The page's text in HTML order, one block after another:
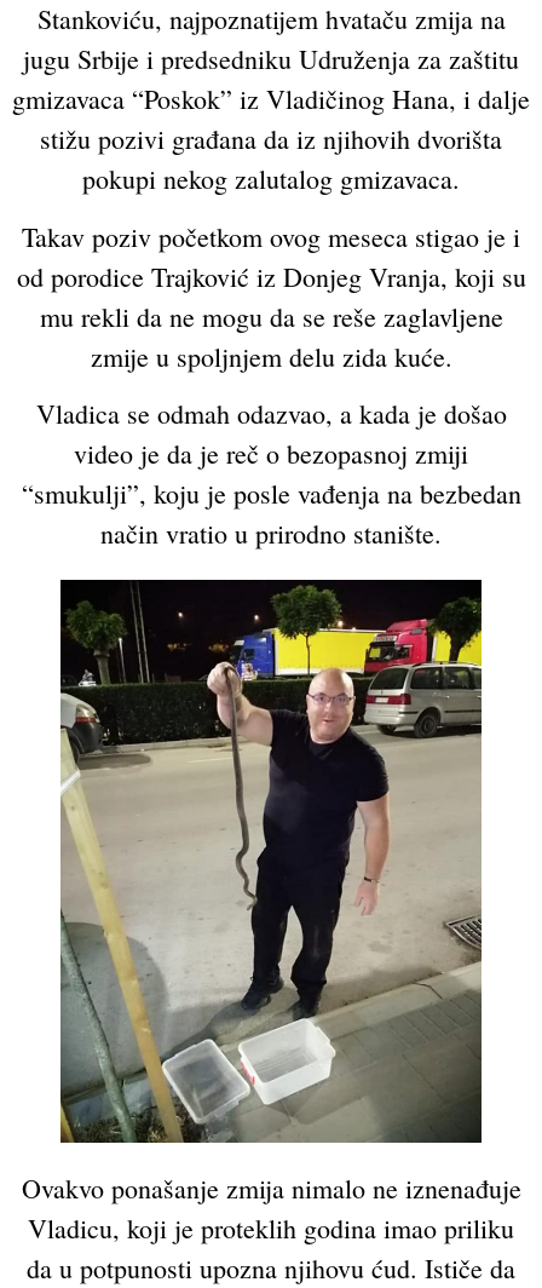
Stankoviću, najpoznatijem hvataču zmija na
jugu Srbije i predsedniku Udruženja za zaštitu
gmizavaca “Poskok” iz Vladičinog Hana, i dalje
stižu pozivi građana da iz njihovih dvorišta
pokupi nekog zalutalog gmizavaca.
Takav poziv početkom ovog meseca stigao je i
od porodice Trajković iz Donjeg Vranja, koji su
mu rekli da ne mogu da se reše zaglavljene
zmije u spoljnjem delu zida kuće.
Vladica se odmah odazvao, a kada je došao
video je da je reč o bezopasnoj zmiji
“smukulji”, koju je posle vađenja na bezbedan
način vratio u prirodno stanište.
Ovakvo ponašanje zmija nimalo ne iznenađuje
Vladicu, koji je proteklih godina imao priliku
da u potpunosti upozna njihovu ćud. Ističe da